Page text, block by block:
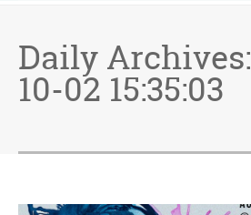
Daily Archives:
10-02 15:35:03